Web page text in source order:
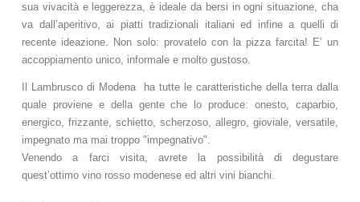
sua vivacità e leggerezza, è ideale da bersi in ogni situazione, cha
va dall’aperitivo, ai piatti tradizionali italiani ed infine a quelli di
recente ideazione. Non solo: provatelo con la pizza farcita! E’ un
accoppiamento unico, informale e molto gustoso.
Il Lambrusco di Modena ha tutte le caratteristiche della terra dalla
quale proviene e della gente che lo produce: onesto, caparbio,
energico, frizzante, schietto, scherzoso, allegro, gioviale, versatile,
impegnato ma mai troppo "impegnativo".
Venendo a farci visita, avrete la possibilità di degustare
quest’ottimo vino rosso modenese ed altri vini bianchi.